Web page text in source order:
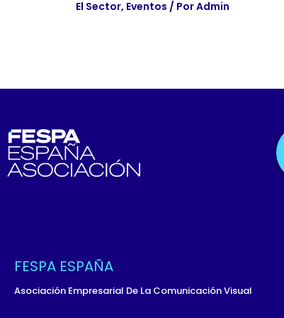
El Sector, Eventos / PorAdmin
FESPA ESPAÑA
Asociación Empresarial De La Comunicación Visual